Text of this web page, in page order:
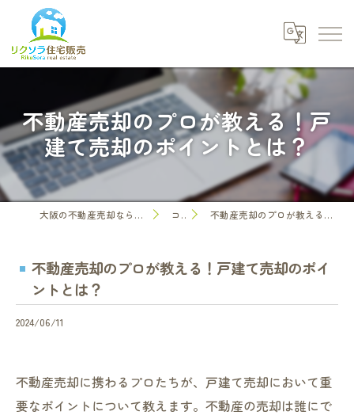
不動産売却のプロが教える！戸
建て売却のポイントとは？
大阪の不動産売却なら株式会社リクソラ住宅販売 コラム 不動産売却のプロが教える！戸建て売却のポイントとは？
不動産売却のプロが教える！戸建て売却のポイ
ントとは？
2024/06/11
不動産売却に携わるプロたちが、戸建て売却において重
要なポイントについて教えます。不動産の売却は誰にで